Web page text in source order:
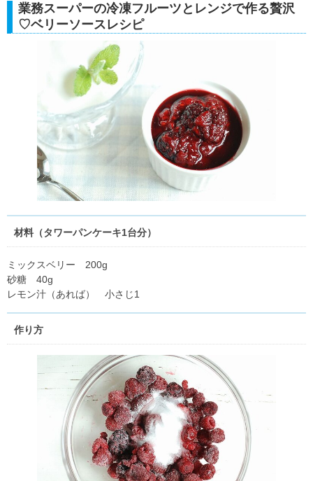
業務スーパーの冷凍フルーツとレンジで作る贅沢
♡ベリーソースレシピ
材料（タワーパンケーキ1台分）
ミックスベリー 200g
砂糖 40g
レモン汁（あれば） 小さじ1
作り方